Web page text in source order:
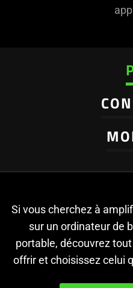
Si vous cherchez à
sur un ordinateur de
portable, découvrez
offrir et choisissez celui